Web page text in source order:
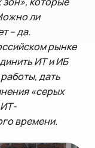
ли
– да.
рынке
ИТ и ИБ
дать
«серых
ИТ-
времени.